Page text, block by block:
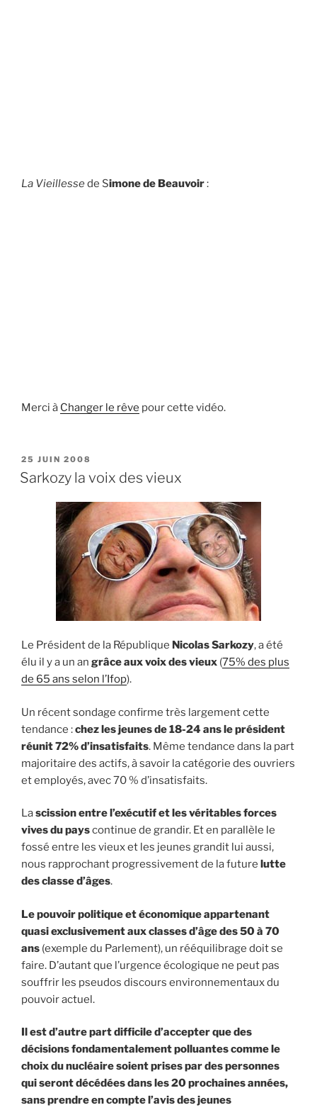
La Vieillessede Simone de Beauvoir:
Merci à Changer le rêve pour cette vidéo.
PUBLIÉ
LE
25 JUIN 2008
Sarkozy la voix des vieux
Le Président de la République Nicolas Sarkozy, a été
élu il y a un an grâce aux voix des vieux (75% des plus
de 65 ans selon l’Ifop).
Un récent sondage confirme très largement cette
tendance :chez les jeunes de 18-24 ans le président
réunit 72% d’insatisfaits. Même tendance dans la part
majoritaire des actifs, à savoir la catégorie des ouvriers
et employés, avec 70 % d’insatisfaits.
Lascission entre l’exécutif et les véritables forces
vives du payscontinue de grandir. Et en parallèle le
fossé entre les vieux et les jeunes grandit lui aussi,
nous rapprochant progressivement de la future lutte
des classe d’âges.
Le pouvoir politique et économique appartenant
quasi exclusivement aux classes d’âge des 50 à 70
ans (exemple du Parlement), un rééquilibrage doit se
faire. D’autant que l’urgence écologique ne peut pas
souffrir les pseudos discours environnementaux du
pouvoir actuel.
Il est d’autre part difficile d’accepter que des
décisions fondamentalement polluantes comme le
choix du nucléaire soient prises par des personnes
qui seront décédées dans les 20 prochaines années,
sans prendre en compte l’avis des jeunes